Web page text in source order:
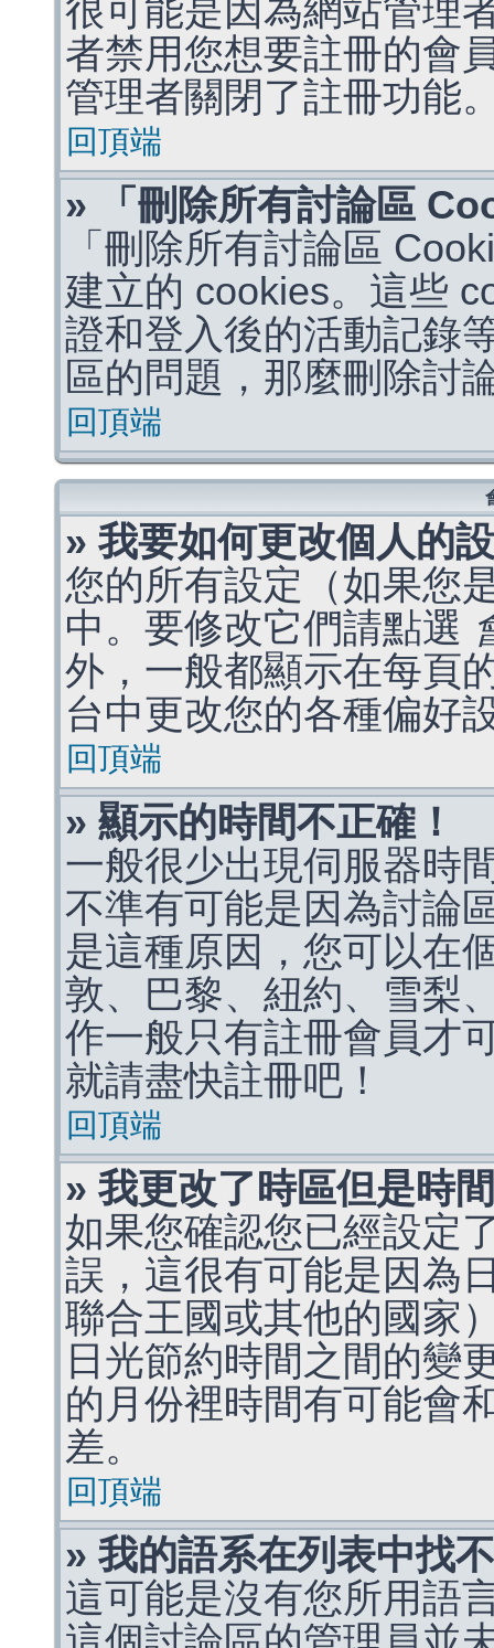
很可能是因為網站管理
者禁用您想要註冊的會
管理者關閉了註冊功能
回頂端
» 「刪除所有討論區
「刪除所有討論區
建立的 cookies。這些
證和登入後的活動記錄
區的問題，那麼刪除討
回頂端
» 我要如何更改個人的
您的所有設定（如果您
中。要修改它們請點選
外，一般都顯示在每頁
台中更改您的各種偏好
回頂端
» 顯示的時間不正確！
一般很少出現伺服器時
不準有可能是因為討論
是這種原因，您可以在
敦、巴黎、紐約、雪梨
作一般只有註冊會員才
就請盡快註冊吧！
回頂端
» 我更改了時區但是時
如果您確認您已經設定
誤，這很有可能是因為
聯合王國或其他的國家
日光節約時間之間的變
的月份裡時間有可能會
差。
回頂端
» 我的語系在列表中找
這可能是沒有您所用語